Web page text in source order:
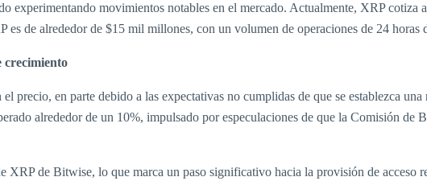
experimentando movimientos notables en el mercado. Actualmente, XRP
es de alrededor de $15 mil millones, con un volumen de operaciones de 24
precio, en parte debido a las expectativas no cumplidas de que se establezca
alrededor de un 10%, impulsado por especulaciones de que la Comisión
de Bitwise, lo que marca un paso significativo hacia la provisión de acceso